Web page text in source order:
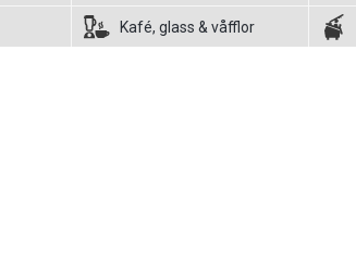
Kafé, glass & våfflor